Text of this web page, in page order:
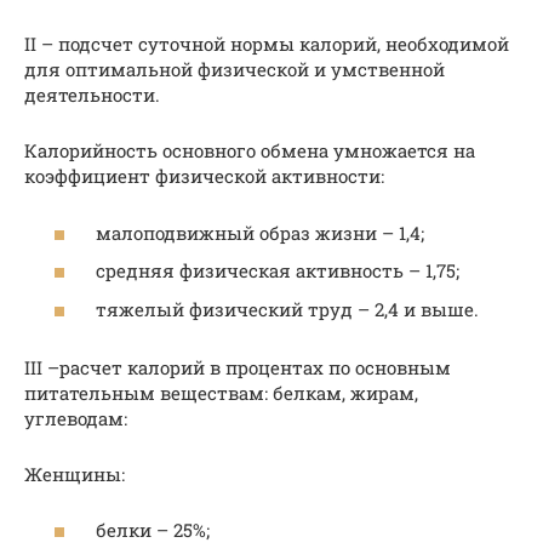
II – подсчет суточной нормы калорий, необходимой
для оптимальной физической и умственной
деятельности.
Калорийность основного обмена умножается на
коэффициент физической активности:
малоподвижный образ жизни – 1,4;
средняя физическая активность – 1,75;
тяжелый физический труд – 2,4 и выше.
III –расчет калорий в процентах по основным
питательным веществам: белкам, жирам,
углеводам:
Женщины:
белки – 25%;